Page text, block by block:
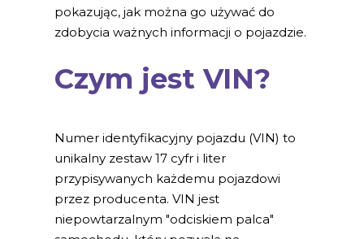
pokazując, jak można go używać do
zdobycia ważnych informacji o pojazdzie.
Czym jest VIN?
Numer identyfikacyjny pojazdu (VIN) to
unikalny zestaw 17 cyfr i liter
przypisywanych każdemu pojazdowi
przez producenta. VIN jest
niepowtarzalnym "odciskiem palca"